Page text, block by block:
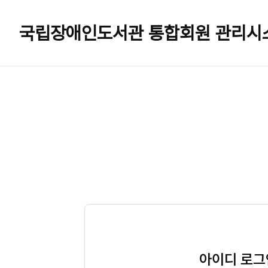
국립장애인도서관 통합회원 관리시
아이디 로그